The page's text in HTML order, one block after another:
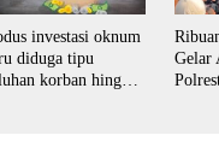
investasi oknum
diduga tipu
korban hingga
Gelar